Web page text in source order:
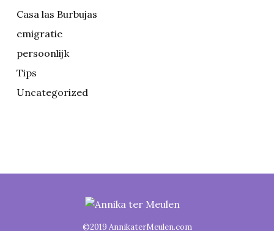
Casa las Burbujas
emigratie
persoonlijk
Tips
Uncategorized
©2019 AnnikaterMeulen.com